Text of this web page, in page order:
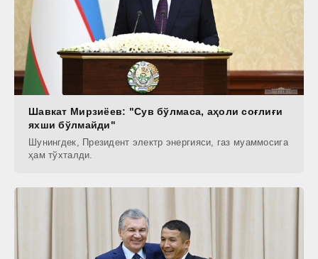
Шавкат Мирзиёев: "Сув бўлмаса, аҳоли соғлиғи
яхши бўлмайди"
Шунингдек, Президент электр энергияси, газ муаммосига
ҳам тўхталди.